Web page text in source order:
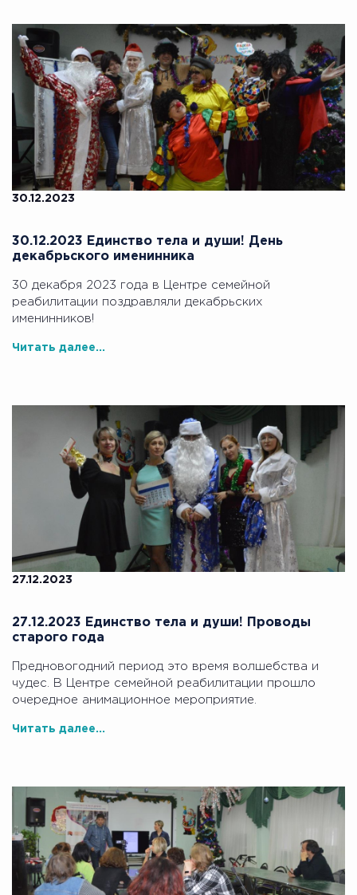
30.12.2023
30.12.2023 Единство тела и души! День
декабрьского именинника
30 декабря 2023 года в Центре семейной
реабилитации поздравляли декабрьских
именинников!
Читать далее...
27.12.2023
27.12.2023 Единство тела и души! Проводы
старого года
Предновогодний период это время волшебства и
чудес. В Центре семейной реабилитации прошло
очередное анимационное мероприятие.
Читать далее...